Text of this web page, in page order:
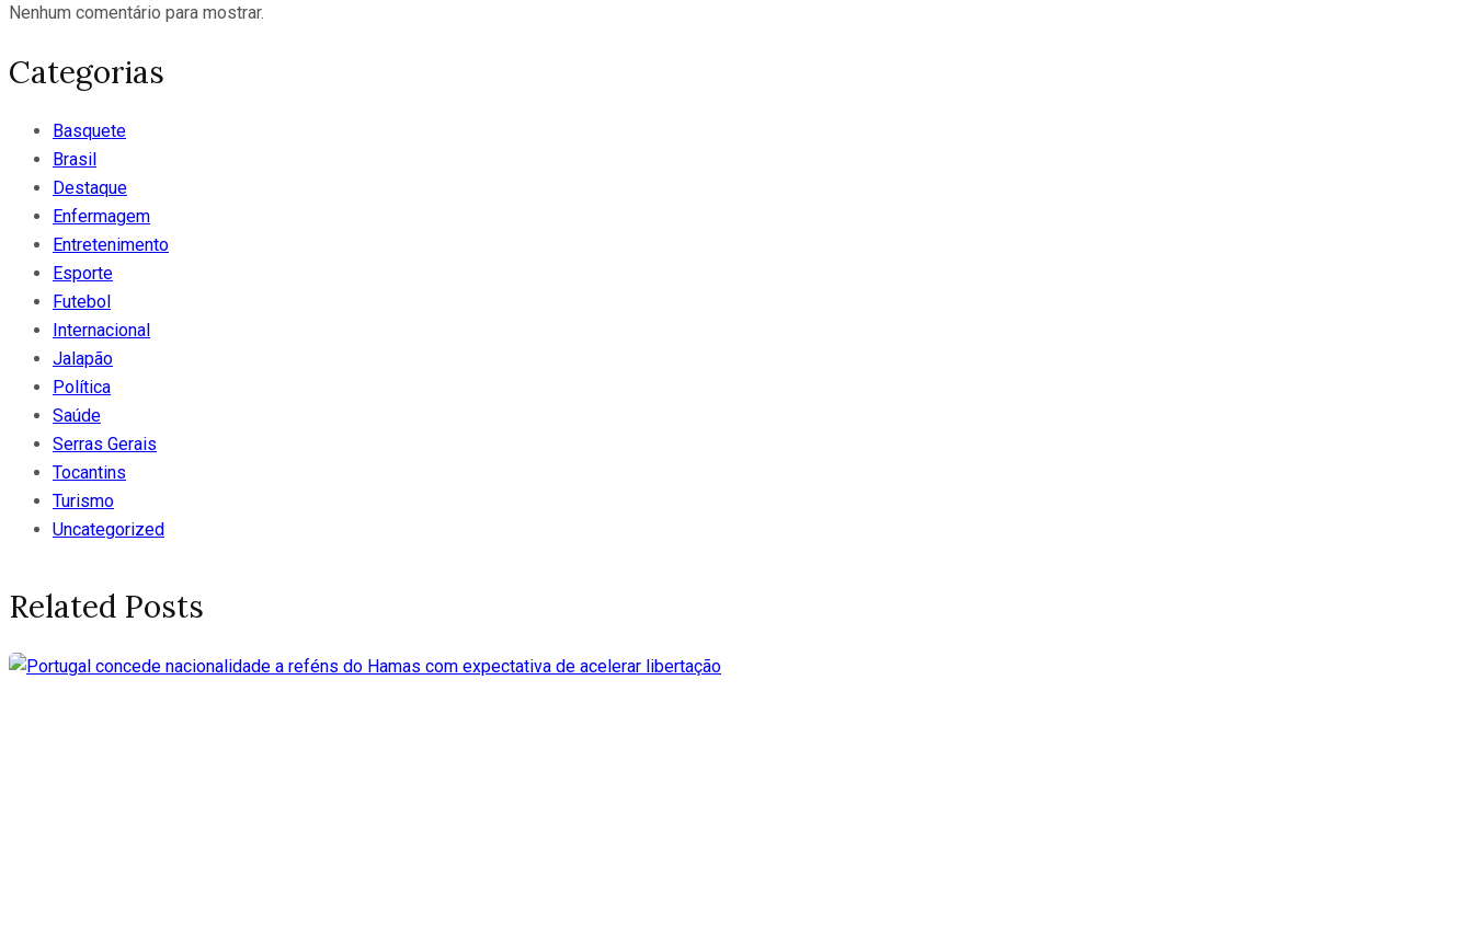
Nenhum comentário para mostrar.
Categorias
Basquete
Brasil
Destaque
Enfermagem
Entretenimento
Esporte
Futebol
Internacional
Jalapão
Política
Saúde
Serras Gerais
Tocantins
Turismo
Uncategorized
Related Posts